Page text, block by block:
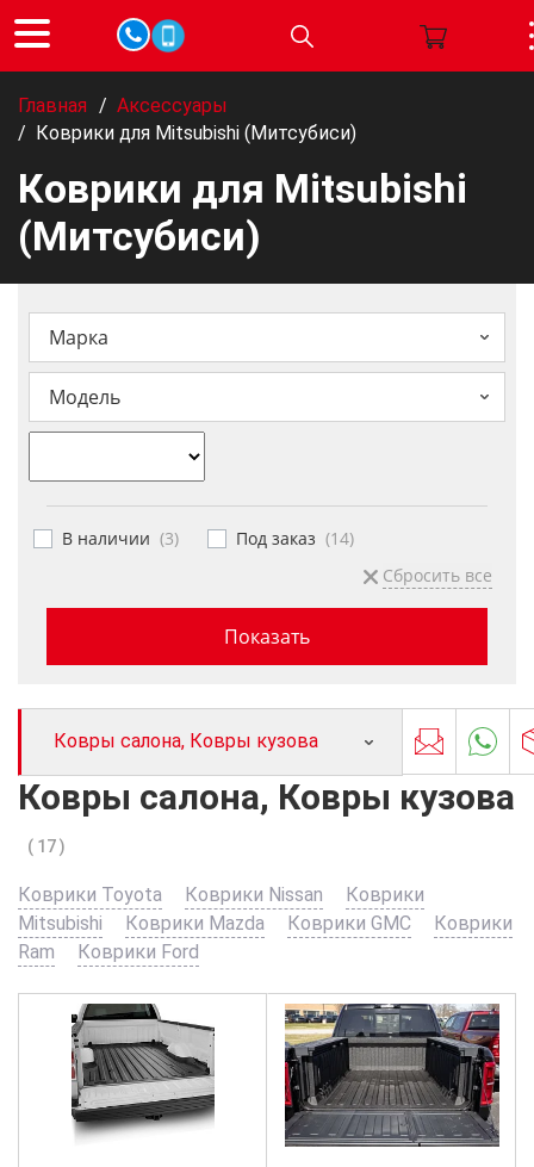
Главная / Аксессуары
/ Коврики для Mitsubishi (Митсубиси)
Коврики для Mitsubishi
(Митсубиси)
Марка
Модель
В наличии (3) Под заказ (14)
Ковры салона, Ковры кузова
Ковры салона, Ковры кузова
( 17 )
Коврики Toyota Коврики Nissan
Коврики
Mitsubishi
Коврики Mazda Коврики GMC
Коврики
Ram
Коврики Ford